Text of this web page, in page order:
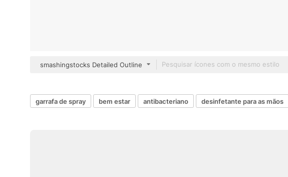
smashingstocks Detailed Outline
garrafa de spray bem estar antibacteriano desinfetante para as mãos